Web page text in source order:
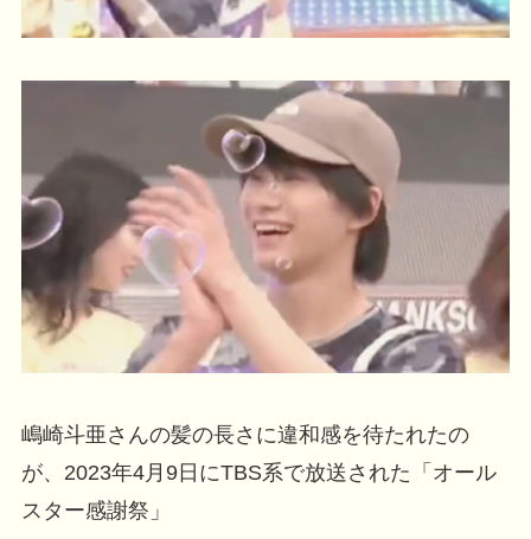
嶋崎斗亜さんの髪の長さに違和感を待たれたの
が、2023年4月9日にTBS系で放送された「オール
スター感謝祭」